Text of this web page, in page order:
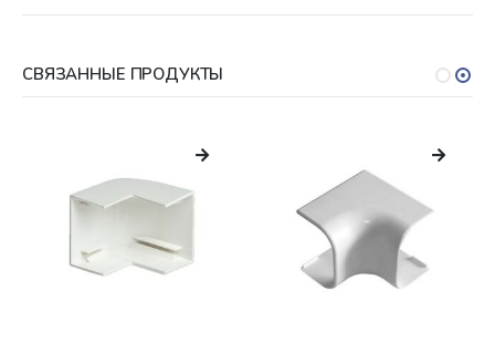
СВЯЗАННЫЕ ПРОДУКТЫ